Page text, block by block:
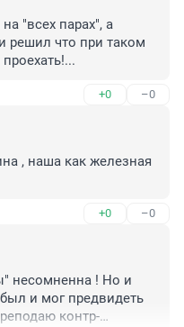
"всех парах", а
решил что при таком
+0 –0
, наша как железная
+0 –0
несомненна ! Но и
и мог предвидеть
контр-